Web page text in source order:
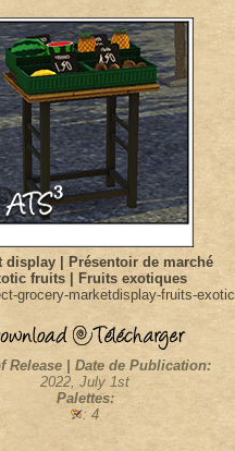
display | Présentoir de marché
fruits | Fruits exotiques
grocery-marketdisplay-fruits-exotic
Release | Date de Publication:
2022, July 1st
Palettes:
: 4